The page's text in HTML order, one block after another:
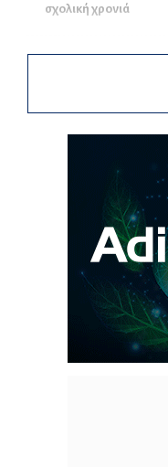
σχολική χρονιά